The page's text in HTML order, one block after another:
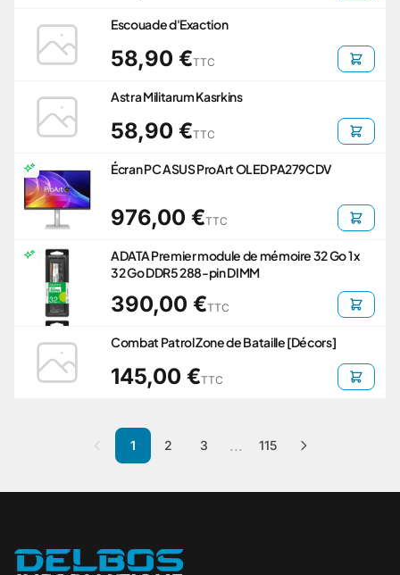
Escouade d'Exaction
58,90 €TTC
Astra Militarum Kasrkins
58,90 €TTC
Écran PC ASUS ProArt OLED PA279CDV
976,00 €TTC
ADATA Premier module de mémoire 32 Go 1 x
32 Go DDR5 288-pin DIMM
390,00 €TTC
Combat Patrol Zone de Bataille [Décors]
145,00 €TTC
1 2 3 ... 115